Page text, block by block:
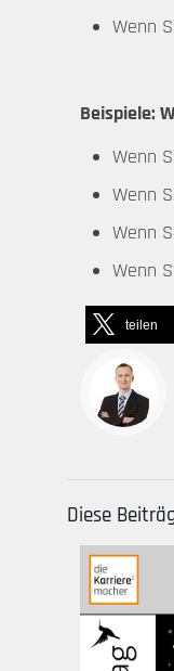
Wenn
Beispiele:
Wenn
Wenn
Wenn
Wenn
teilen
Diese